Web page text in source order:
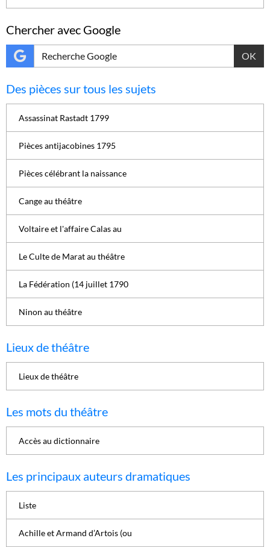
Chercher avec Google
OK
Des pièces sur tous les sujets
Assassinat Rastadt 1799
Pièces antijacobines 1795
Pièces célébrant la naissance
Cange au théâtre
Voltaire et l'affaire Calas au
Le Culte de Marat au théâtre
La Fédération (14 juillet 1790
Ninon au théâtre
Lieux de théâtre
Lieux de théâtre
Les mots du théâtre
Accès au dictionnaire
Les principaux auteurs dramatiques
Liste
Achille et Armand d’Artois (ou